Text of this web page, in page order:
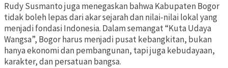
Rudy Susmanto juga menegaskan bahwa Kabupaten Bogor
tidak boleh lepas dari akar sejarah dan nilai-nilai lokal yang
menjadi fondasi Indonesia. Dalam semangat “Kuta Udaya
Wangsa”, Bogor harus menjadi pusat kebangkitan, bukan
hanya ekonomi dan pembangunan, tapi juga kebudayaan,
karakter, dan persatuan bangsa.